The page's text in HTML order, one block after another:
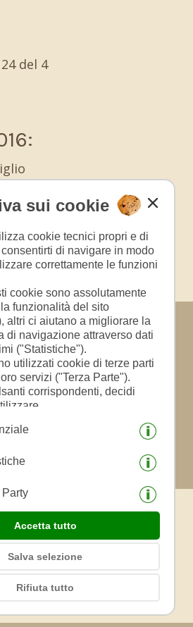
sui cookie
cookie tecnici propri e di
di navigare in modo
correttamente le funzioni
cookie sono assolutamente
funzionalità del sito
altri ci aiutano a migliorare la
di navigazione attraverso dati
("Statistiche").
utilizzati cookie di terze parti
servizi ("Terza Parte").
corrispondenti, decidi
tutto", "Salva
selezione", dichiari di
Puoi revocarlo in qualsiasi
Accetta tutto
Salva selezione
Rifiuta tutto
del 4